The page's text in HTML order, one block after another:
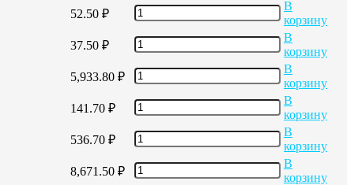
52.50 ₽
В
корзину
37.50 ₽
В
корзину
5,933.80 ₽
В
корзину
141.70 ₽
В
корзину
536.70 ₽
В
корзину
8,671.50 ₽
В
корзину